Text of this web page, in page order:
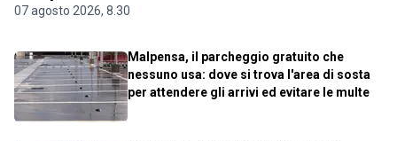
07 agosto 2026, 8.30
Malpensa, il parcheggio gratuito che
nessuno usa: dove si trova l'area di sosta
per attendere gli arrivi ed evitare le multe